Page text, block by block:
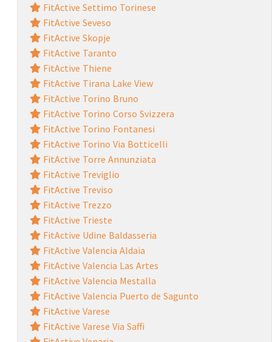
FitActive Settimo Torinese
FitActive Seveso
FitActive Skopje
FitActive Taranto
FitActive Thiene
FitActive Tirana Lake View
FitActive Torino Bruno
FitActive Torino Corso Svizzera
FitActive Torino Fontanesi
FitActive Torino Via Botticelli
FitActive Torre Annunziata
FitActive Treviglio
FitActive Treviso
FitActive Trezzo
FitActive Trieste
FitActive Udine Baldasseria
FitActive Valencia Aldaia
FitActive Valencia Las Artes
FitActive Valencia Mestalla
FitActive Valencia Puerto de Sagunto
FitActive Varese
FitActive Varese Via Saffi